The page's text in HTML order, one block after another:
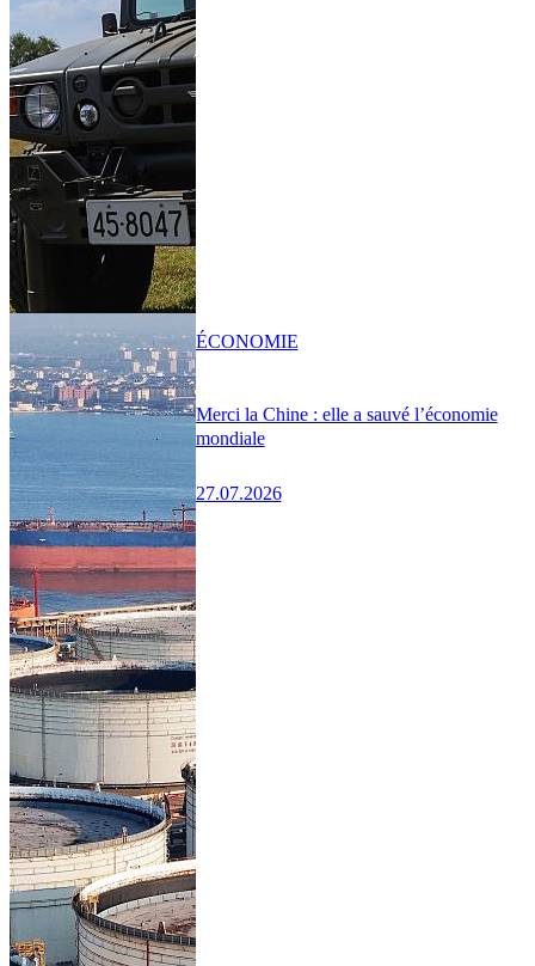
Merci la Chine : elle a sauvé l’économie
mondiale
27.07.2026
ÉCONOMIE